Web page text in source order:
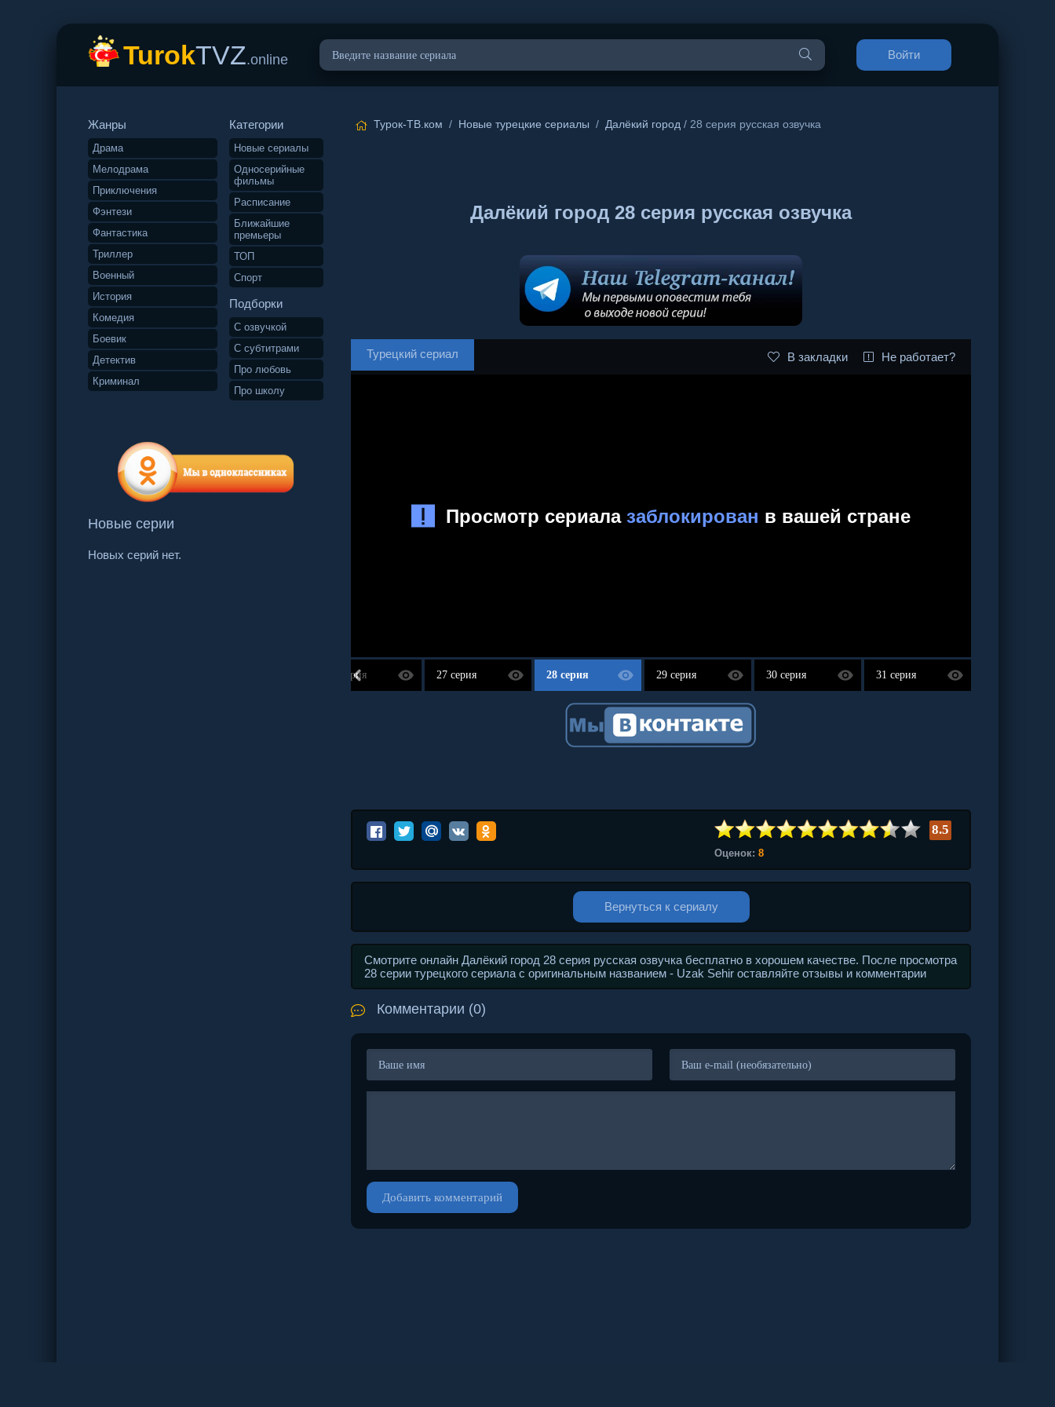
TurokTVZ.online Войти
Жанры
Драма
Мелодрама
Приключения
Фэнтези
Фантастика
Триллер
Военный
История
Комедия
Боевик
Детектив
Криминал
Категории
Новые сериалы
Односерийные
фильмы
Расписание
Ближайшие
премьеры
ТОП
Спорт
Подборки
С озвучкой
С субтитрами
Про любовь
Про школу
Новые серии
Новых серий нет.
Турок-ТВ.ком / Новые турецкие сериалы / Далёкий город / 28 серия русская озвучка
Далёкий город 28 серия русская озвучка
Турецкий сериал В закладки Не работает?
26 серия 27 серия 28 серия 29 серия 30 серия 31 серия
8.5
Оценок: 8
Вернуться к сериалу
Смотрите онлайн Далёкий город 28 серия русская озвучка бесплатно в хорошем качестве. После просмотра
28 серии турецкого сериала с оригинальным названием - Uzak Sehir оставляйте отзывы и комментарии
Комментарии (0)
Добавить комментарий